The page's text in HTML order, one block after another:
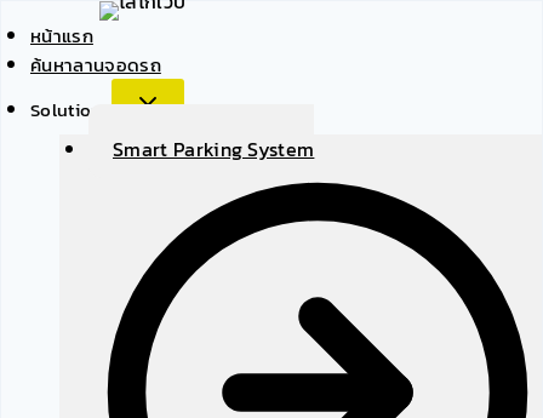
to
content
หน้าแรก
ค้นหาลานจอดรถ
Solutions
Smart Parking System